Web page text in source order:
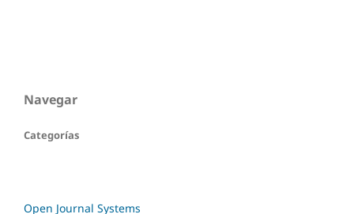
Navegar
Categorías
Open Journal Systems